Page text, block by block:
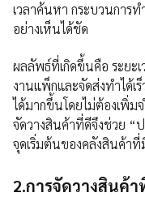
เวลาค้นหา กระบวนการ
อย่างเห็นได้ชัด
ผลลัพธ์ที่เกิดขึ้นคือ ระยะเ
งานแพ็กและจัดส่งทำได้เ
ได้มากขึ้นโดยไม่ต้องเพิ่
จัดวางสินค้าที่ดีจึงช่วย “
จุดเริ่มต้นของคลังสินค้า
2.การจัดวางสินค้